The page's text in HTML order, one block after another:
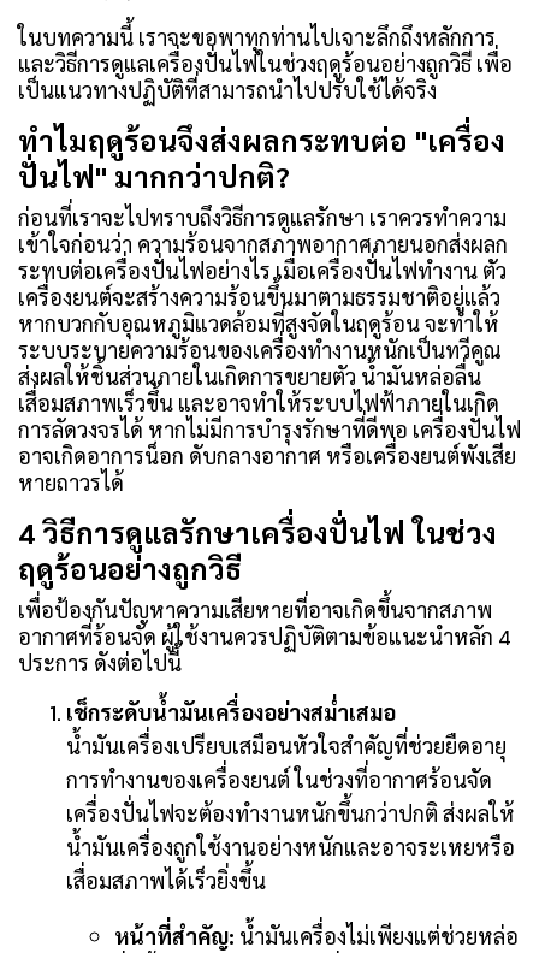
ในบทความนี้ เราจะขอพาทุกท่านไปเจาะลึกถึงหลักการ
และวิธีการดูแลเครื่องปั่นไฟในช่วงฤดูร้อนอย่างถูกวิธี เพื่อ
เป็นแนวทางปฏิบัติที่สามารถนำไปปรับใช้ได้จริง
ทำไมฤดูร้อนจึงส่งผลกระทบต่อ "เครื่อง
ปั่นไฟ" มากกว่าปกติ?
ก่อนที่เราจะไปทราบถึงวิธีการดูแลรักษา เราควรทำความ
เข้าใจก่อนว่า ความร้อนจากสภาพอากาศภายนอกส่งผลก
ระทบต่อเครื่องปั่นไฟอย่างไร เมื่อเครื่องปั่นไฟทำงาน ตัว
เครื่องยนต์จะสร้างความร้อนขึ้นมาตามธรรมชาติอยู่แล้ว
หากบวกกับอุณหภูมิแวดล้อมที่สูงจัดในฤดูร้อน จะทำให้
ระบบระบายความร้อนของเครื่องทำงานหนักเป็นทวีคูณ
ส่งผลให้ชิ้นส่วนภายในเกิดการขยายตัว น้ำมันหล่อลื่น
เสื่อมสภาพเร็วขึ้น และอาจทำให้ระบบไฟฟ้าภายในเกิด
การลัดวงจรได้ หากไม่มีการบำรุงรักษาที่ดีพอ เครื่องปั่นไฟ
อาจเกิดอาการน็อก ดับกลางอากาศ หรือเครื่องยนต์พังเสีย
หายถาวรได้
4 วิธีการดูแลรักษาเครื่องปั่นไฟ ในช่วง
ฤดูร้อนอย่างถูกวิธี
เพื่อป้องกันปัญหาความเสียหายที่อาจเกิดขึ้นจากสภาพ
อากาศที่ร้อนจัด ผู้ใช้งานควรปฏิบัติตามข้อแนะนำหลัก 4
ประการ ดังต่อไปนี้
เช็กระดับน้ำมันเครื่องอย่างสม่ำเสมอ
น้ำมันเครื่องเปรียบเสมือนหัวใจสำคัญที่ช่วยยืดอายุ
การทำงานของเครื่องยนต์ ในช่วงที่อากาศร้อนจัด
เครื่องปั่นไฟจะต้องทำงานหนักขึ้นกว่าปกติ ส่งผลให้
น้ำมันเครื่องถูกใช้งานอย่างหนักและอาจระเหยหรือ
เสื่อมสภาพได้เร็วยิ่งขึ้น
หน้าที่สำคัญ: น้ำมันเครื่องไม่เพียงแต่ช่วยหล่อ